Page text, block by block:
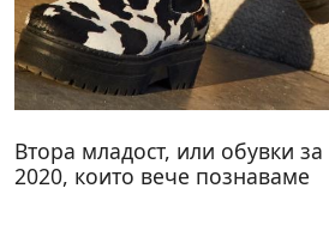
Втора младост, или обувки
2020, които вече познаваме